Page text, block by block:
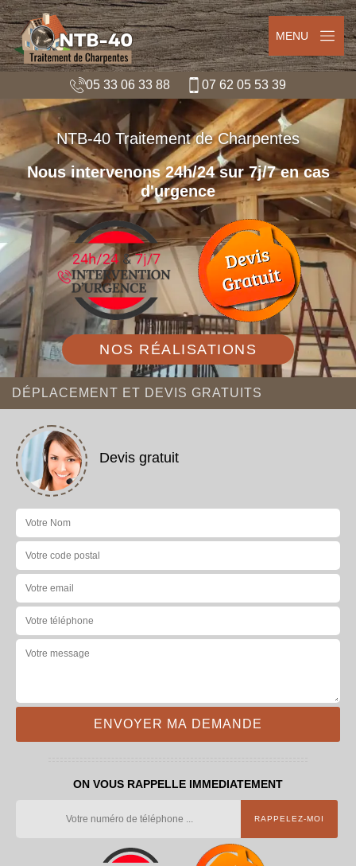
MENU
05 33 06 33 88 07 62 05 53 39
NTB-40 Traitement de Charpentes
Nous intervenons 24h/24 sur 7j/7 en cas
d'urgence
NOS RÉALISATIONS
DÉPLACEMENT ET DEVIS GRATUITS
Devis gratuit
ON VOUS RAPPELLE IMMEDIATEMENT